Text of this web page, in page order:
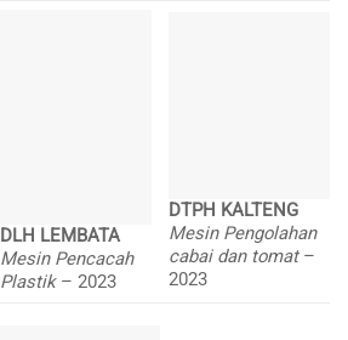
DLH LEMBATA
Mesin Pencacah
Plastik – 2023
DTPH KALTENG
Mesin Pengolahan
cabai dan tomat –
2023